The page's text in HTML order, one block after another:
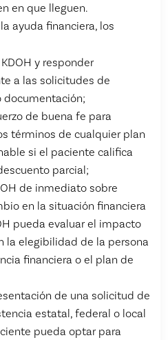
en que lleguen.
ayuda financiera, los
y responder
a las solicitudes de
documentación;
de buena fe para
términos de cualquier plan
si el paciente califica
parcial;
de inmediato sobre
en la situación financiera
pueda evaluar el impacto
la elegibilidad de la persona
financiera o el plan de
de una solicitud de
estatal, federal o local
pueda optar para